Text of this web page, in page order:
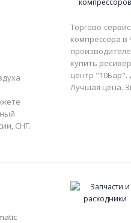
СНГ.
Торгово-
компрессора
купить
центр "10Бар".
Лучшая цена.